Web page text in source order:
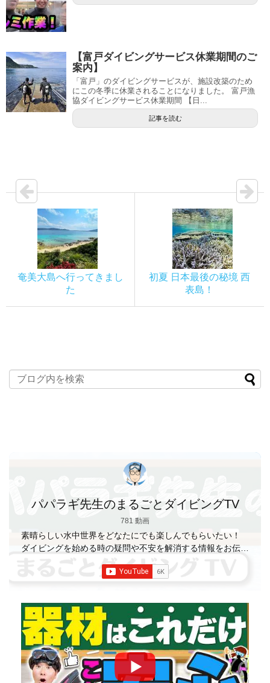
【富戸ダイビングサービス休業期間のご
案内】
「富戸」のダイビングサービスが、施設改築のため
にこの冬季に休業されることになりました。 富戸漁
協ダイビングサービス休業期間 【日...
記事を読む
奄美大島へ行ってきまし
た
初夏 日本最後の秘境 西
表島！
パパラギ先生のまるごとダイビングTV
781 動画
素晴らしい水中世界をどなたにでも楽しんでもらいたい！
ダイビングを始める時の疑問や不安を解消する情報をお伝え
業の国内最大規模のスキューバダイビングスクール。 PADI
の初心者ダイビングライセンス認定実績。 常駐のプロイン
ストラクターは40名ほど。 【初心者からプロレベルま
で！】 年間ファンダイブ開催数は1,000本を超え、初心者の
方でも安心して潜れるような初心者向けツアーを毎週開催
中！ 2021年マリンダイビング大賞
「講習が上手なダ
イビングスクール」部門
「教え方がうまいインストラク